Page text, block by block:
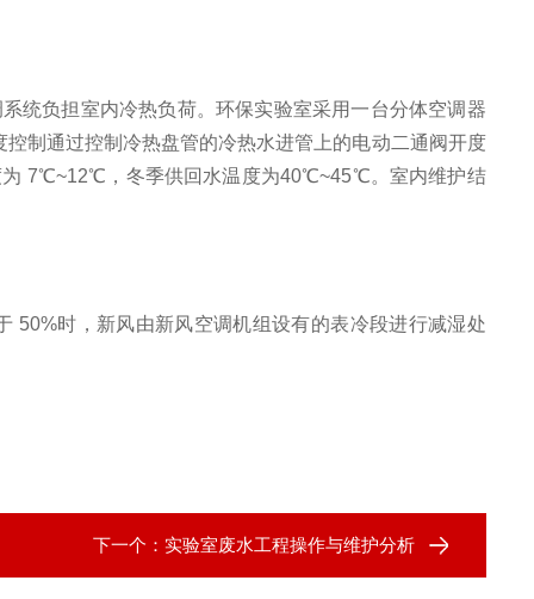
统负担室内冷热负荷。环保实验室采用一台分体空调器
制通过控制冷热盘管的冷热水进管上的电动二通阀开度
为 7℃~12℃，冬季供回水温度为40℃~45℃。室内维护结
50%时，新风由新风空调机组设有的表冷段进行减湿处
下一个： 实验室废水工程操作与维护分析